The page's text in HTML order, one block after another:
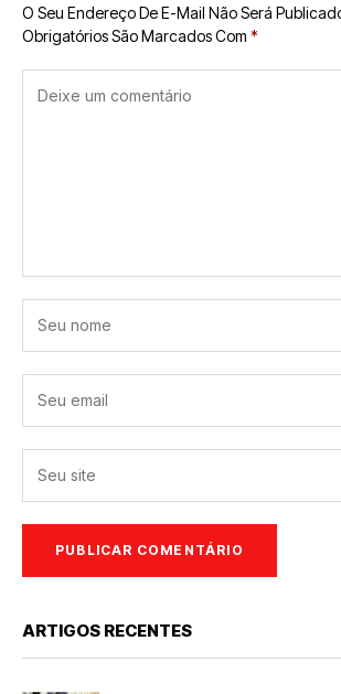
O Seu Endereço De E-Mail Não Será
Obrigatórios São Marcados Com *
ARTIGOS RECENTES